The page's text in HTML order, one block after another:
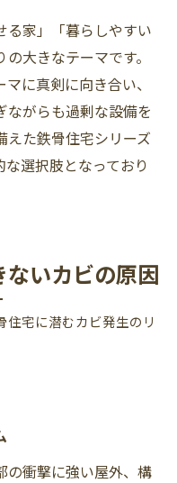
る家」「暮らしやすい
大きなテーマです。
に真剣に向き合い、
ながらも過剰な設備を
えた鉄骨住宅シリーズ
選択肢となっており
いカビの原因
宅に潜むカビ発生のリ
の衝撃に強い屋外、構